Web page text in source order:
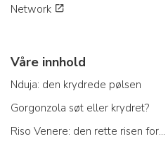
Network
Våre innhold
Nduja: den krydrede pølsen
Gorgonzola søt eller krydret?
Riso Venere: den rette risen for...